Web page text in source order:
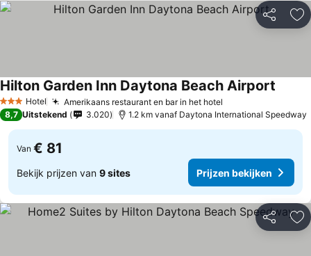
Delen
3 SterrenHotel Amerikaans restaurant en bar in het hotel
Hilton Garden Inn Daytona Beach Airport
8,7 Uitstekend 3.020 1.2 km vanaf Daytona International Speedway
Van € 81
Bekijk prijzen van 9 sites Prijzen bekijken
Delen